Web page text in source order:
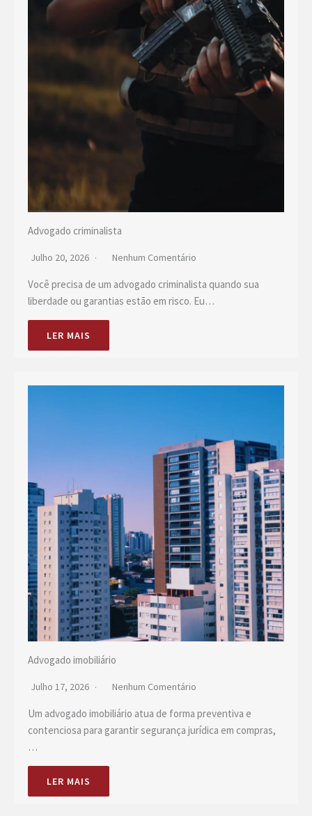
Advogado criminalista
Julho 20, 2026 Nenhum Comentário
Você precisa de um advogado criminalista quando sua
liberdade ou garantias estão em risco. Eu…
LER MAIS
Advogado imobiliário
Julho 17, 2026 Nenhum Comentário
Um advogado imobiliário atua de forma preventiva e
contenciosa para garantir segurança jurídica em compras,
…
LER MAIS